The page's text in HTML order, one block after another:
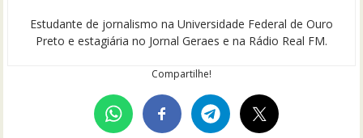
Estudante de jornalismo na Universidade Federal de Ouro
Preto e estagiária no Jornal Geraes e na Rádio Real FM.
Compartilhe!